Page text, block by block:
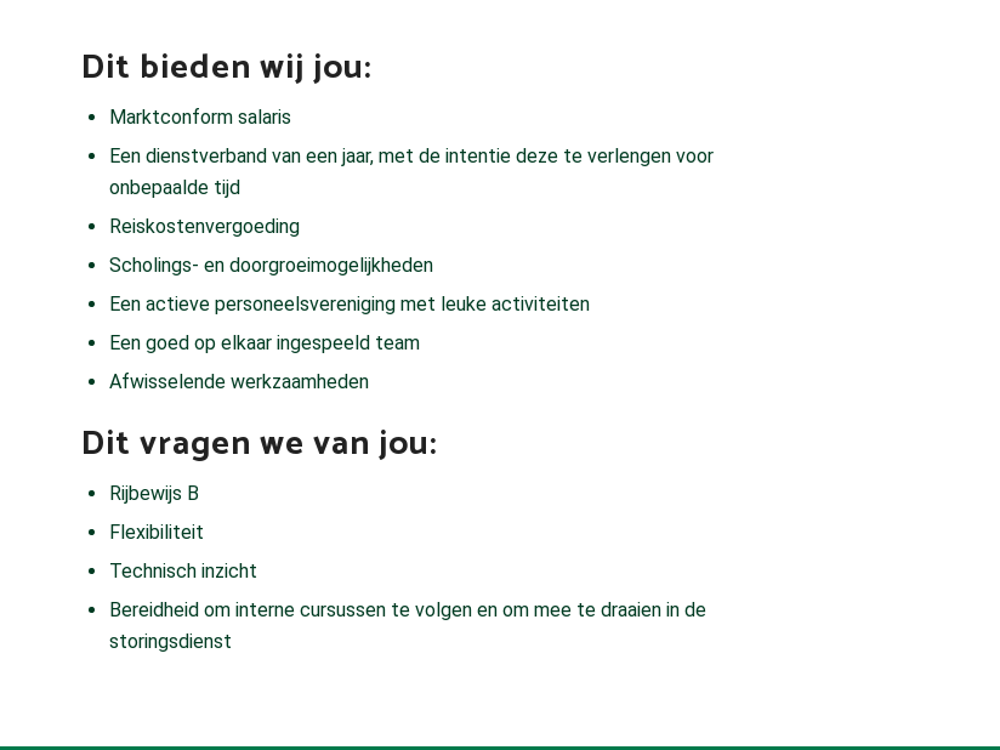
Dit bieden wij jou:
Marktconform salaris
Een dienstverband van een jaar, met de intentie deze te verlengen voor
onbepaalde tijd
Reiskostenvergoeding
Scholings- en doorgroeimogelijkheden
Een actieve personeelsvereniging met leuke activiteiten
Een goed op elkaar ingespeeld team
Afwisselende werkzaamheden
Dit vragen we van jou:
Rijbewijs B
Flexibiliteit
Technisch inzicht
Bereidheid om interne cursussen te volgen en om mee te draaien in de
storingsdienst